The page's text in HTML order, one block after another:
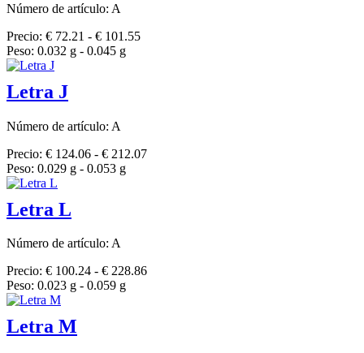
Número de artículo: A
Precio: € 72.21 - € 101.55
Peso: 0.032 g - 0.045 g
Letra J
Número de artículo: A
Precio: € 124.06 - € 212.07
Peso: 0.029 g - 0.053 g
Letra L
Número de artículo: A
Precio: € 100.24 - € 228.86
Peso: 0.023 g - 0.059 g
Letra M